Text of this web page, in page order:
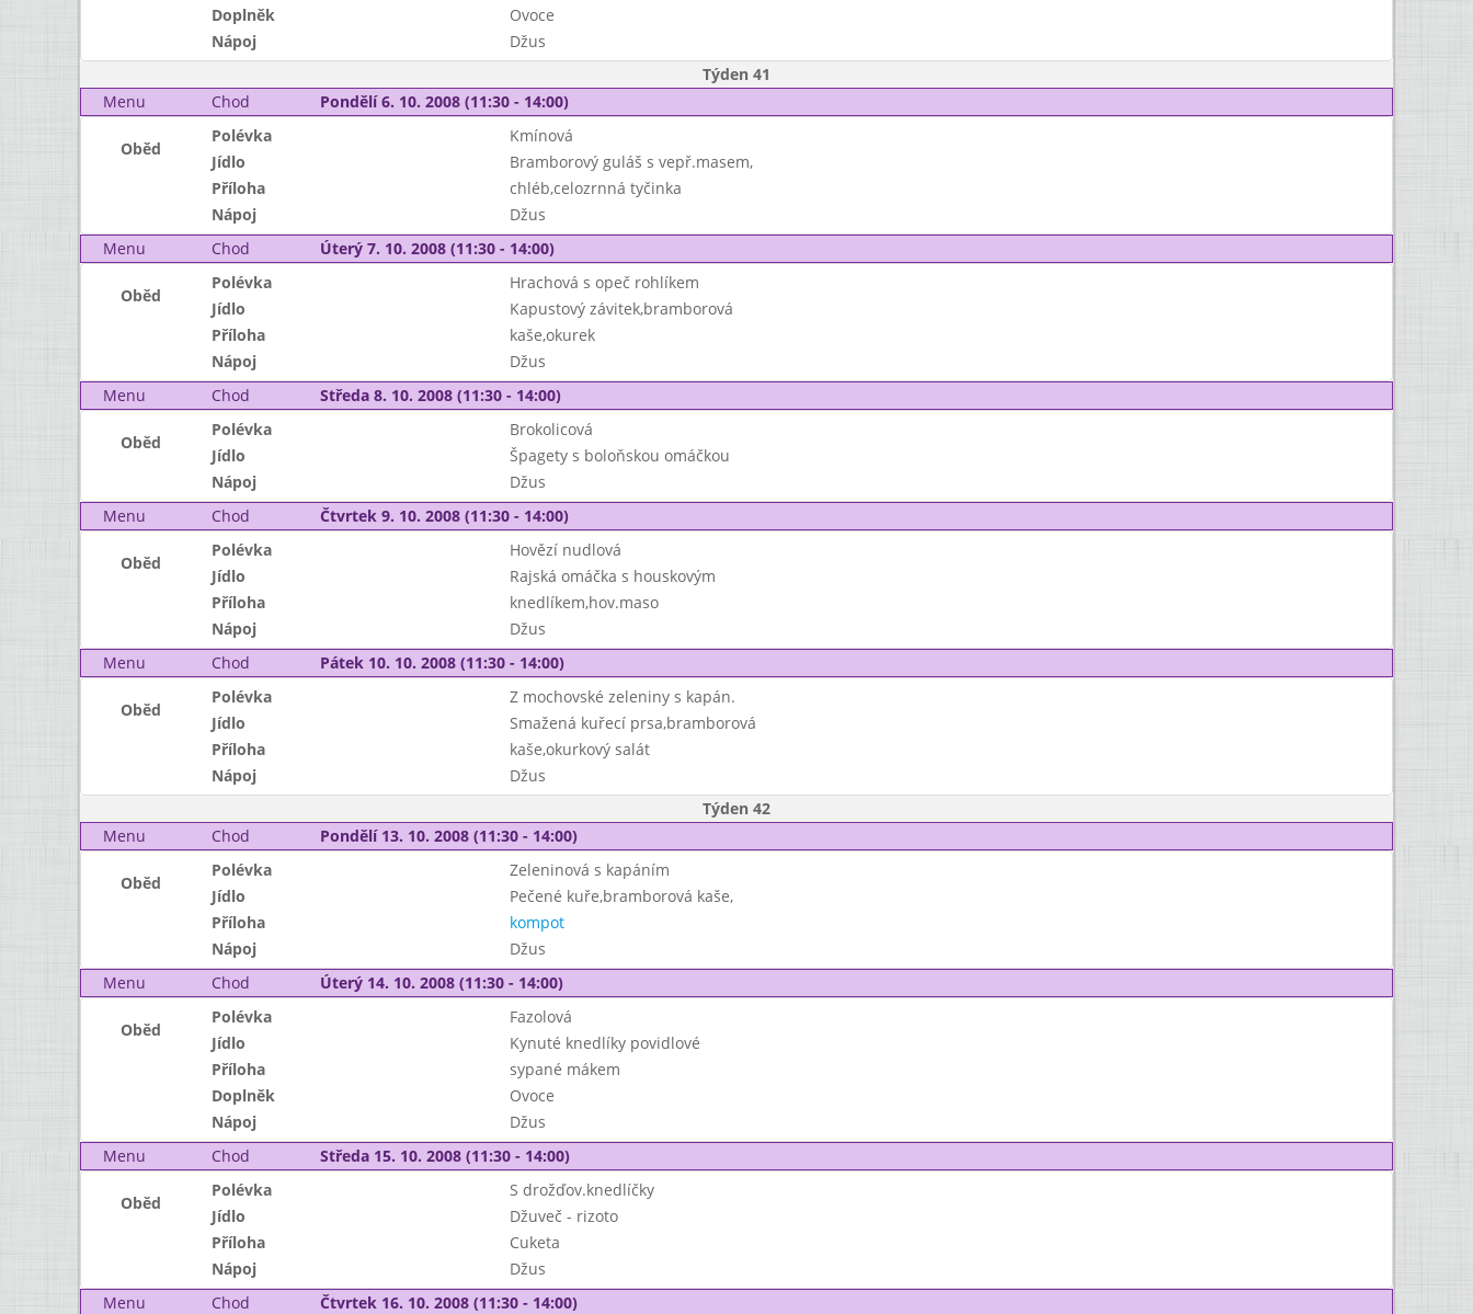
Doplněk
Ovoce
Nápoj
Džus
Týden 41
Menu
Chod Pondělí 6. 10. 2008 (11:30 - 14:00)
Oběd
Polévka
Kmínová
Jídlo
Bramborový guláš s vepř.masem,
Příloha
chléb,celozrnná tyčinka
Nápoj
Džus
Menu
Chod Úterý 7. 10. 2008 (11:30 - 14:00)
Oběd
Polévka
Hrachová s opeč rohlíkem
Jídlo
Kapustový závitek,bramborová
Příloha
kaše,okurek
Nápoj
Džus
Menu
Chod Středa 8. 10. 2008 (11:30 - 14:00)
Oběd
Polévka
Brokolicová
Jídlo
Špagety s boloňskou omáčkou
Nápoj
Džus
Menu
Chod Čtvrtek 9. 10. 2008 (11:30 - 14:00)
Oběd
Polévka
Hovězí nudlová
Jídlo
Rajská omáčka s houskovým
Příloha
knedlíkem,hov.maso
Nápoj
Džus
Menu
Chod Pátek 10. 10. 2008 (11:30 - 14:00)
Oběd
Polévka
Z mochovské zeleniny s kapán.
Jídlo
Smažená kuřecí prsa,bramborová
Příloha
kaše,okurkový salát
Nápoj
Džus
Týden 42
Menu
Chod Pondělí 13. 10. 2008 (11:30 - 14:00)
Oběd
Polévka
Zeleninová s kapáním
Jídlo
Pečené kuře,bramborová kaše,
Příloha
kompot
Nápoj
Džus
Menu
Chod Úterý 14. 10. 2008 (11:30 - 14:00)
Oběd
Polévka
Fazolová
Jídlo
Kynuté knedlíky povidlové
Příloha
sypané mákem
Doplněk
Ovoce
Nápoj
Džus
Menu
Chod Středa 15. 10. 2008 (11:30 - 14:00)
Oběd
Polévka
S drožďov.knedlíčky
Jídlo
Džuveč - rizoto
Příloha
Cuketa
Nápoj
Džus
Menu
Chod Čtvrtek 16. 10. 2008 (11:30 - 14:00)